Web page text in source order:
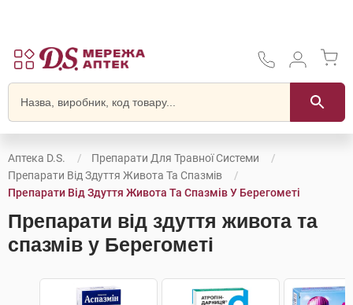
Аптека D.S.
Препарати Для Травної Системи
Препарати Від Здуття Живота Та Спазмів
Препарати Від Здуття Живота Та Спазмів У Берегометі
Препарати від здуття живота та
спазмів у Берегометі